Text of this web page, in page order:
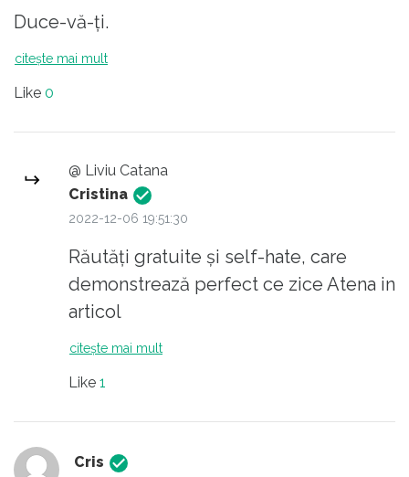
procent care este sub jumătate nu poate sa
ia o decizie care implica întregul. 4. PISA. 5.
calculatorului in loc sa va cereți îndreptățita
stare de normalitate.
din România. Mai putina drama deci vizavi de
acest subiect, as recomanda :)
Duce-vă-ți.
citește mai mult
Like 0
@ Liviu Catana
Cristina
2022-12-06 19:51:30
Răutăți gratuite și self-hate, care
demonstrează perfect ce zice Atena in
articol
citește mai mult
Like 1
Cris